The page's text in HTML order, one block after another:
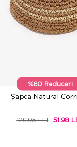
%60 Reduceri
Șapca Natural
129.95 LEI 51.98